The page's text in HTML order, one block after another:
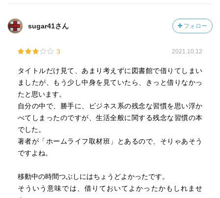
132頁のリンスの付け方に、えっ！そうなの？と、思ってし
頭皮にリンスをつけないなんて、考えてなかった。
髪の毛だけにつければいいのなんて、シャンプーと、同じ
ようにしていたことに、衝撃だった。
冬であるが、花火のの火の付け方も、ビラビラの紙は、導
火線の役割と、思っていたのだが、ちぎって着火するのだ
来年の夏まで、覚えているだろうか？？と、少し自信は無
知っている事もあったけど、知らなこともあり、ちょっと
この年末に役立った本であった。
sugar41さん フォロー
3 2021.10.12
タイトルだけ見て、あまり考えずに図書館で借りてしまい
ましたが、もう少し中身を見ていたら、きっと借りなかっ
たと思います。
自分の中で、勝手に、ビジネス系の残念な習慣を思い浮か
べてしまったのですが、生活全般に関する残念な習慣の本
でした。
著者が「ホームライフ取材班」とあるので、そりゃあそう
ですよね。
移動中の時間つぶしにはちょうどよかったです。
そういう意味では、借りておいてよかったかもしれませ